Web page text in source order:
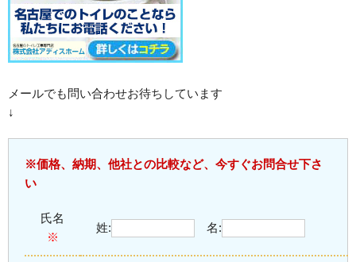
メールでも問い合わせお待ちしています
↓
※価格、納期、他社との比較など、今すぐお問合せ下さ
い
氏名
※
姓: 名: